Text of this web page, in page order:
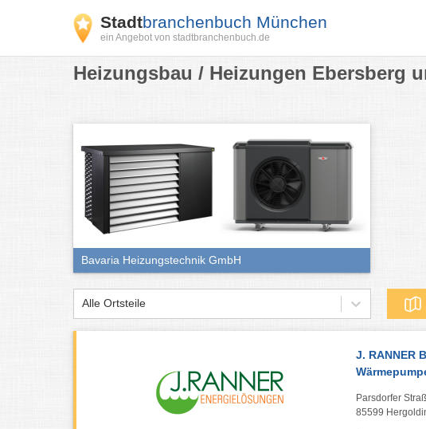
Stadtbranchenbuch München
ein Angebot von stadtbranchenbuch.de
Heizungsbau / Heizungen Ebersberg
Bavaria Heizungstechnik GmbH
Alle Ortsteile
J. RANNER
Parsdorfer
85599